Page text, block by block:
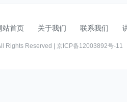
站首页 关于我们 联系我们
Rights Reserved | 京ICP备12003892号-11